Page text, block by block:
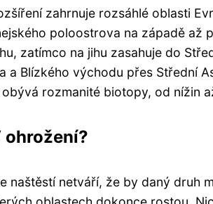
zahrnuje rozsáhlé oblasti
poloostrova na západě až
zatímco na jihu zasahuje do
a Blízkého východu přes Střední
rozmanité biotopy, od nížin
ohrožení?
naštěstí netváří, že by daný druh